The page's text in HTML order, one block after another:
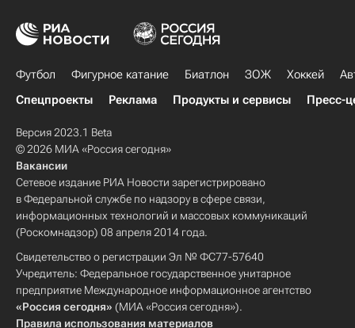
Футбол Фигурное катание Биатлон ЗОЖ Хоккей
Спецпроекты
Реклама Продукты и сервисы Пресс-
Версия 2023.1 Beta
© 2026 МИА «Россия сегодня»
Вакансии
Сетевое издание РИА Новости зарегистрировано
в Федеральной службе по надзору в сфере связи,
информационных технологий и массовых коммуникаций
(Роскомнадзор) 08 апреля 2014 года.
Свидетельство о регистрации Эл № ФС77-57640
Учредитель: Федеральное государственное унитарное
предприятие Международное информационное агентство
«Россия сегодня» (МИА «Россия сегодня»).
Правила использования материалов